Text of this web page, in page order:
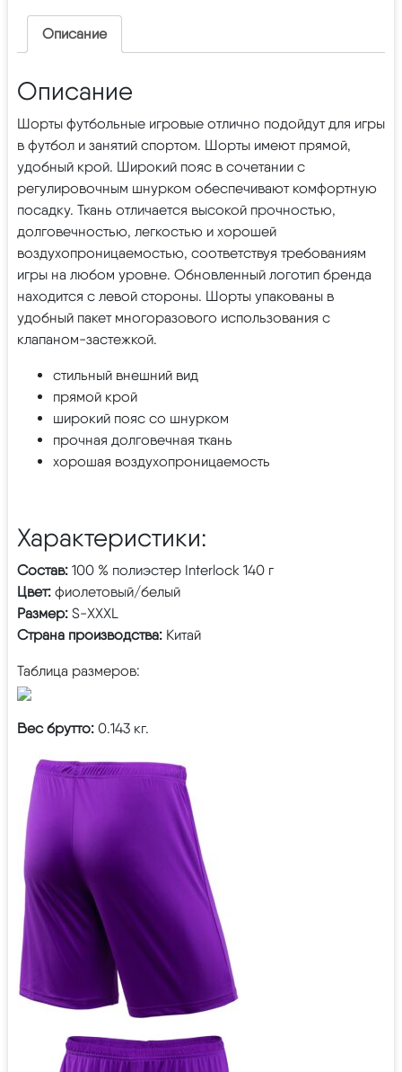
Описание
Описание
Шорты футбольные игровые отлично подойдут для игры
в футбол и занятий спортом. Шорты имеют прямой,
удобный крой. Широкий пояс в сочетании с
регулировочным шнурком обеспечивают комфортную
посадку. Ткань отличается высокой прочностью,
долговечностью, легкостью и хорошей
воздухопроницаемостью, соответствуя требованиям
игры на любом уровне. Обновленный логотип бренда
находится с левой стороны. Шорты упакованы в
удобный пакет многоразового использования с
клапаном-застежкой.
стильный внешний вид
прямой крой
широкий пояс со шнурком
прочная долговечная ткань
хорошая воздухопроницаемость
Характеристики:
Состав: 100 % полиэстер Interlock 140 г
Цвет: фиолетовый/белый
Размер: S-XXXL
Страна производства: Китай
Таблица размеров:
Вес брутто: 0.143 кг.